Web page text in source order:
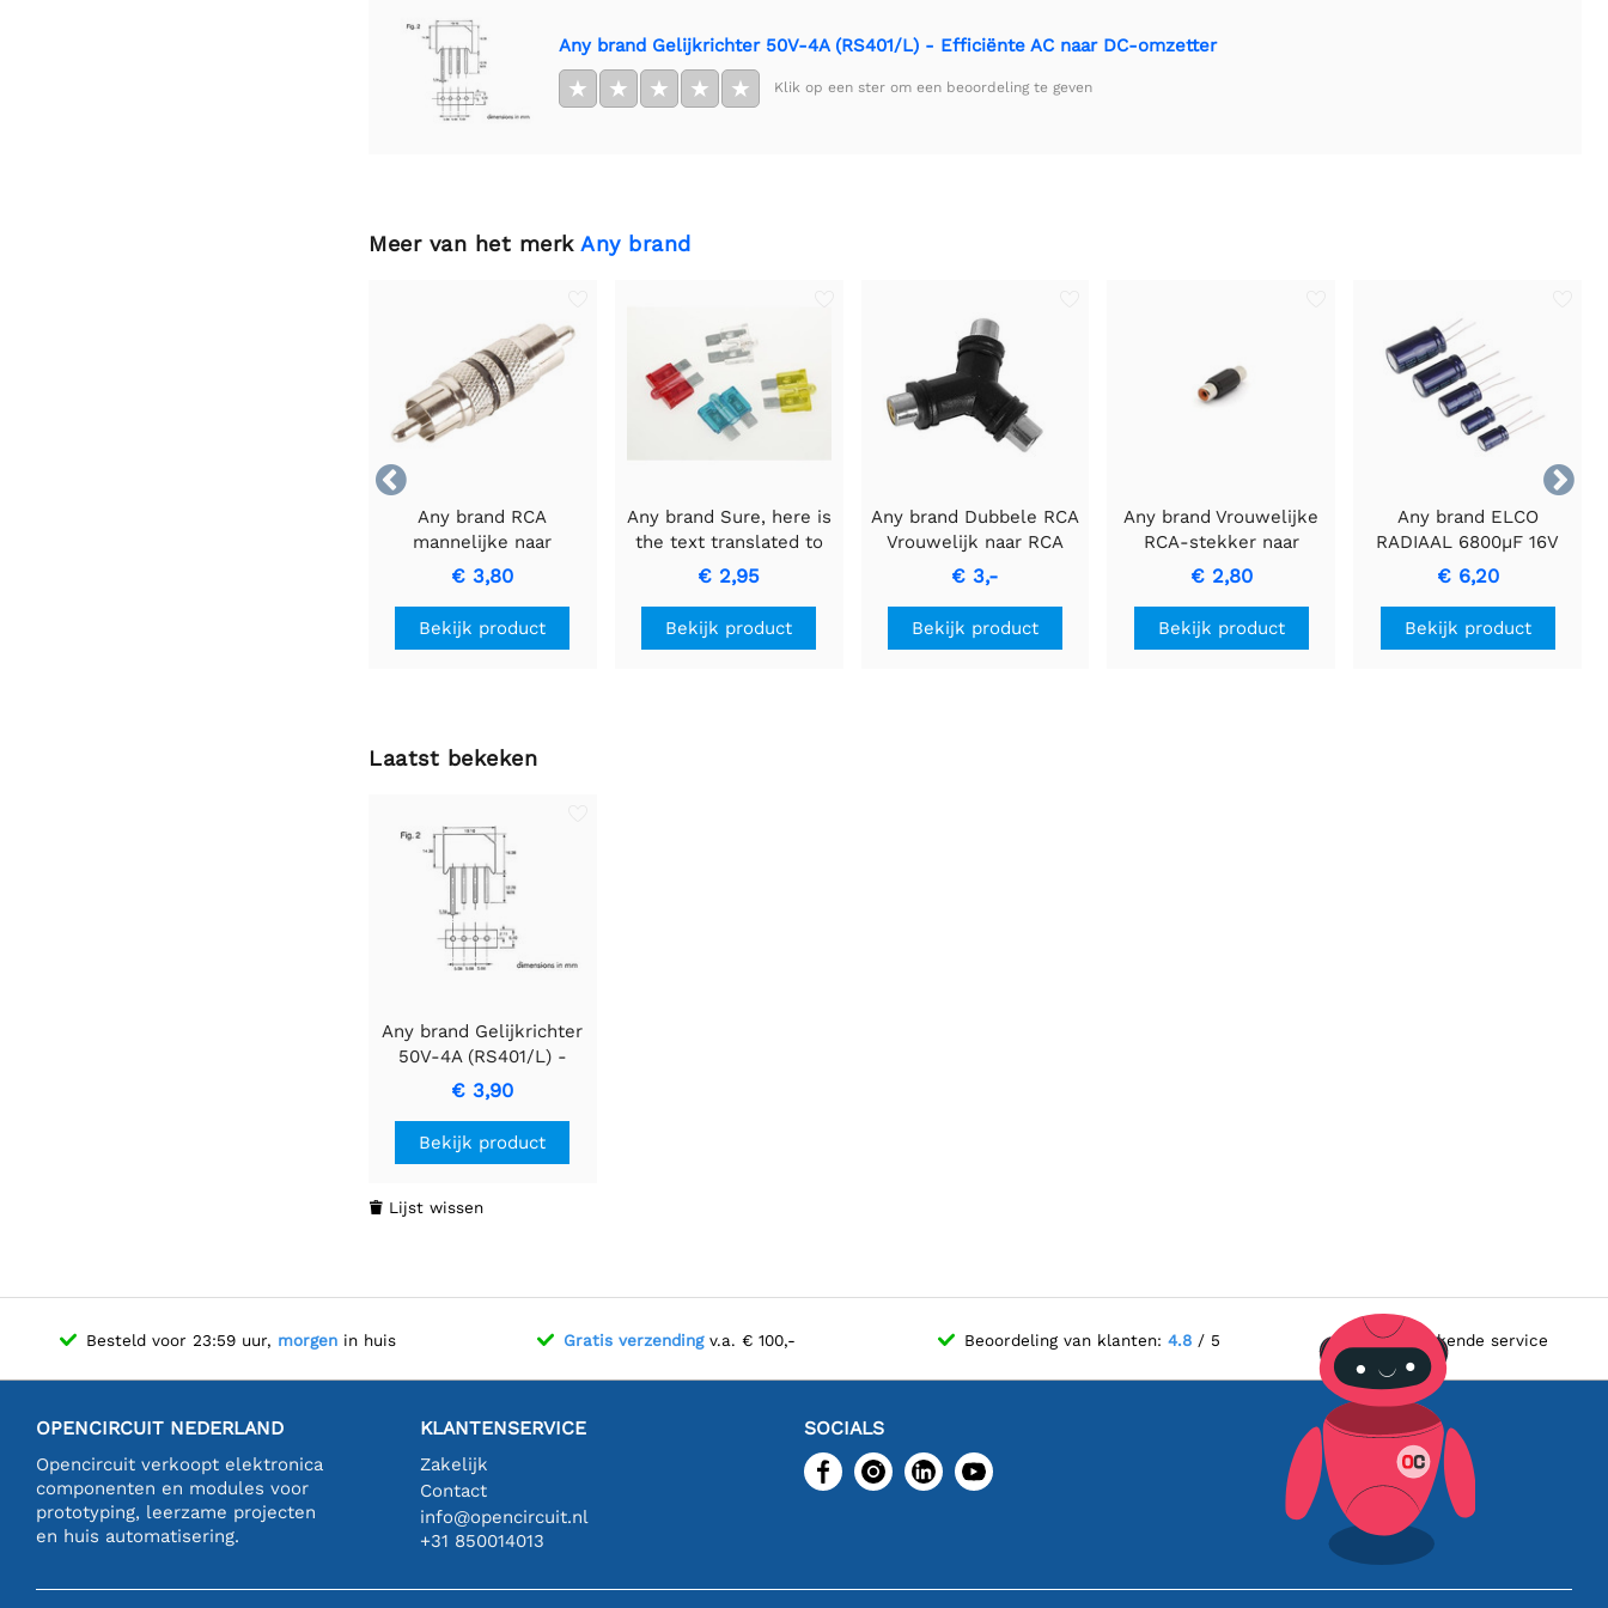
Any brand Gelijkrichter 50V-4A (RS401/L) - Efficiënte AC naar DC-omzetter
★ ★ ★ ★ ★ Klik op een ster om een beoordeling te geven
Meer van het merk Any brand


Any brand RCA
mannelijke naar
mannelijke kabel met
zwarte ring voor
hoogwaardige
signaaloverdracht
€ 3,80
Bekijk product
Any brand Sure, here is
the text translated to
Dutch while keeping it
informal:
AUTOZEKERING MET
CONTROLELAMPJE -
€ 2,95
Bekijk product
Any brand Dubbele RCA
Vrouwelijk naar RCA
Vrouwelijk Adapter
€ 3,-
Bekijk product
Any brand Vrouwelijke
RCA-stekker naar
vrouwelijke plugadapter
voor audioconnecties
€ 2,80
Bekijk product
Any brand ELCO
RADIAAL 6800µF 16V
Condensator voor
Energiebuffering
€ 6,20
Bekijk product
Laatst bekeken
Any brand Gelijkrichter
50V-4A (RS401/L) -
Efficiënte AC naar DC-
omzetter
€ 3,90
Bekijk product
 Lijst wissen
Besteld voor 23:59 uur, morgen in huis Gratis verzendingv.a. € 100,- Beoordeling van klanten: 4.8/ 5 Uitstekende service
OPENCIRCUIT NEDERLAND
Opencircuit verkoopt elektronica
componenten en modules voor
prototyping, leerzame projecten
en huis automatisering.
KLANTENSERVICE
Zakelijk
Contact
info@opencircuit.nl
+31 850014013
SOCIALS